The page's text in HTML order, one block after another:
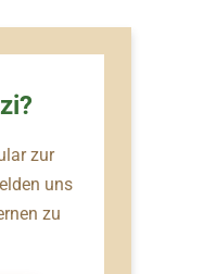
zur
uns
zu